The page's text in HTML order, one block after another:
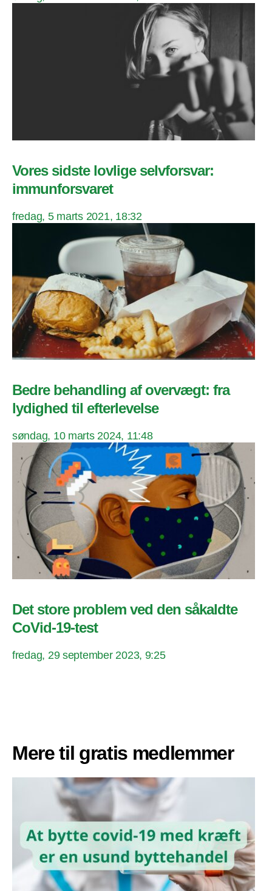
Vores sidste lovlige selvforsvar:
immunforsvaret
fredag, 5 marts 2021, 18:32
Bedre behandling af overvægt: fra
lydighed til efterlevelse
søndag, 10 marts 2024, 11:48
Det store problem ved den såkaldte
CoVid-19-test
fredag, 29 september 2023, 9:25
Mere til gratis medlemmer